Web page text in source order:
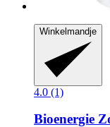
Winkelmandje
4.0 (1)
Bioenergie